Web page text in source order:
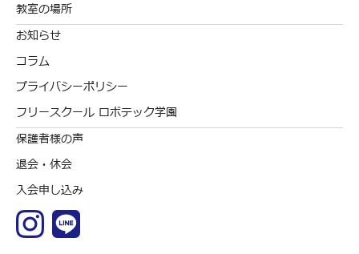
教室の場所
お知らせ
コラム
プライバシーポリシー
フリースクール ロボテック学園
保護者様の声
退会・休会
入会申し込み